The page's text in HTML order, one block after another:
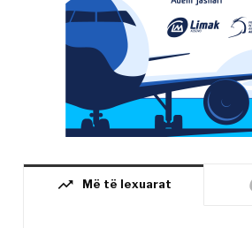
trending_up Më të lexuarat